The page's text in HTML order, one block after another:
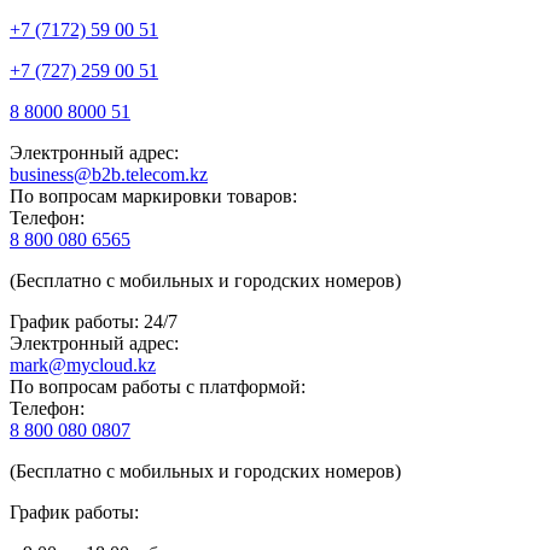
+7 (7172) 59 00 51
+7 (727) 259 00 51
8 8000 8000 51
Электронный адрес:
business@b2b.telecom.kz
По вопросам маркировки товаров:
Телефон:
8 800 080 6565
(Бесплатно с мобильных и городских номеров)
График работы: 24/7
Электронный адрес:
mark@mycloud.kz
По вопросам работы с платформой:
Телефон:
8 800 080 0807
(Бесплатно с мобильных и городских номеров)
График работы: